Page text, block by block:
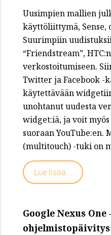
Uusimpien mallien
käyttöliittymä, Sense,
Suurimpiin
“Friendstream”,
verkostoitumiseen.
Twitter ja Facebook -
käytettävään
unohtanut uudesta
widget:iä, ja voit
suoraan YouTube:en.
(multitouch) -tuki on
Lue lisää...
Google Nexus
ohjelmistopäivitys